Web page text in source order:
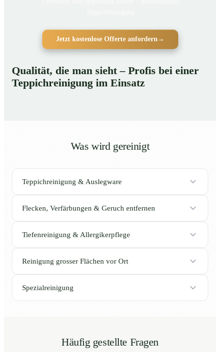
Jetzt kostenlose Offerte anfordern→
Qualität, die man sieht – Profis bei einer
Teppichreinigung im Einsatz
Was wird gereinigt
Teppichreinigung & Auslegware
Flecken, Verfärbungen & Geruch entfernen
Tiefenreinigung & Allergikerpflege
Reinigung grosser Flächen vor Ort
Spezialreinigung
Häufig gestellte Fragen